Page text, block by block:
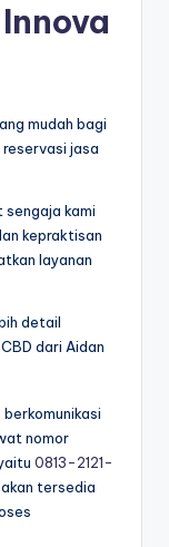
mudah bagi
reservasi jasa
sengaja kami
kepraktisan
layanan
detail
dari Aidan
nomor
0813-2121-
akan tersedia